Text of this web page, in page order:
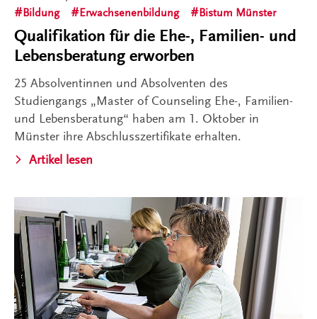
Bildung
Erwachsenenbildung Bistum Münster
Qualifikation für die Ehe-, Familien- und
Lebensberatung erworben
25 Absolventinnen und Absolventen des
Studiengangs „Master of Counseling Ehe-, Familien-
und Lebensberatung“ haben am 1. Oktober in
Münster ihre Abschlusszertifikate erhalten.
Artikel lesen